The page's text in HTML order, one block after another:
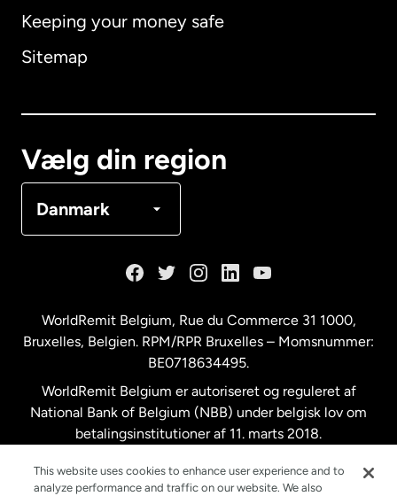
Keeping your money safe
Sitemap
Vælg din region
Danmark
Australien
Malaysia
New Zealand
Spanien
WorldRemit Belgium, Rue du Commerce 31 1000,
Bruxelles, Belgien. RPM/RPR Bruxelles – Momsnummer:
BE0718634495.
WorldRemit Belgium er autoriseret og reguleret af
National Bank of Belgium (NBB) under belgisk lov om
betalingsinstitutioner af 11. marts 2018.
This website uses cookies to enhance user experience and to
analyze performance and traffic on our website. We also